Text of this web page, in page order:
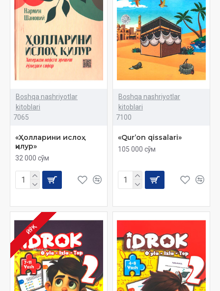
Boshqa nashriyotlar
kitoblari
7065
«Ҳолларини ислоҳ
қилур»
32 000 сўм
Boshqa nashriyotlar
kitoblari
7100
«Qur’on qissalari»
105 000 сўм
ЙЎҚ